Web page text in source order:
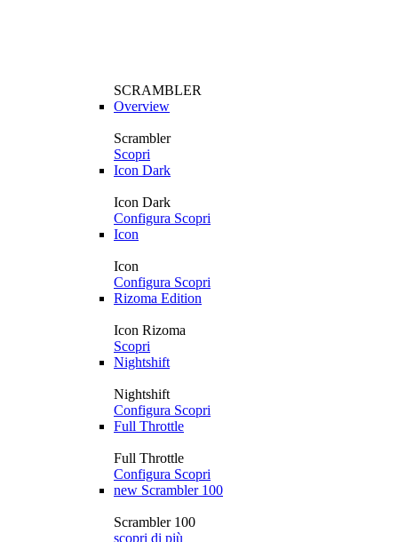
SCRAMBLER
Overview
Scrambler
Scopri
Icon Dark
Icon Dark
Configura Scopri
Icon
Icon
Configura Scopri
Rizoma Edition
Icon Rizoma
Scopri
Nightshift
Nightshift
Configura Scopri
Full Throttle
Full Throttle
Configura Scopri
new Scrambler 100
Scrambler 100
scopri di più